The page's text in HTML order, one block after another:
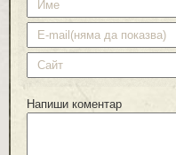
Напиши коментар